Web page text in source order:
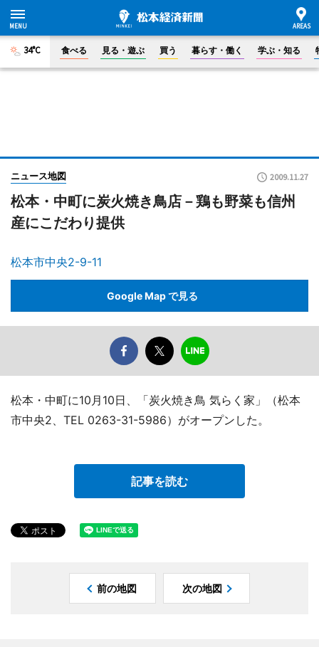
34°C 食べる 見る・遊ぶ 買う 暮らす・働く 学ぶ・知る
ニュース地図 2009.11.27
松本・中町に炭火焼き鳥店－鶏も野菜も信州
産にこだわり提供
松本市中央2-9-11
Google Map で見る
松本・中町に10月10日、「炭火焼き鳥 気らく家」（松本
市中央2、TEL 0263-31-5986）がオープンした。
記事を読む
前の地図 次の地図